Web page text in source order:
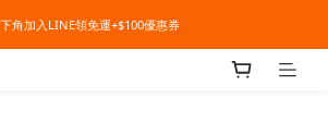
角加入LINE領免運+$100優惠券
角加入LINE領免運+$100優惠券
供部分訂金後尾款貨到付款(需協助請洽官line:@apair)